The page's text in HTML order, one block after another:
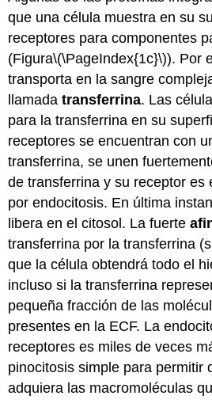
que una célula muestra en su
receptores para componentes
(Figura\(\PageIndex{1c}\)). Por
transporta en la sangre
llamadatransferrina. Las
para la transferrina en su
receptores se encuentran con
transferrina, se unen
de transferrina y su receptor es
por endocitosis. En última
libera en el citosol. La fuerte
transferrina por la transferrina
que la célula obtendrá todo el
incluso si la transferrina
pequeña fracción de las
presentes en la ECF. La
receptores es miles de veces
pinocitosis simple para permitir
adquiera las macromoléculas